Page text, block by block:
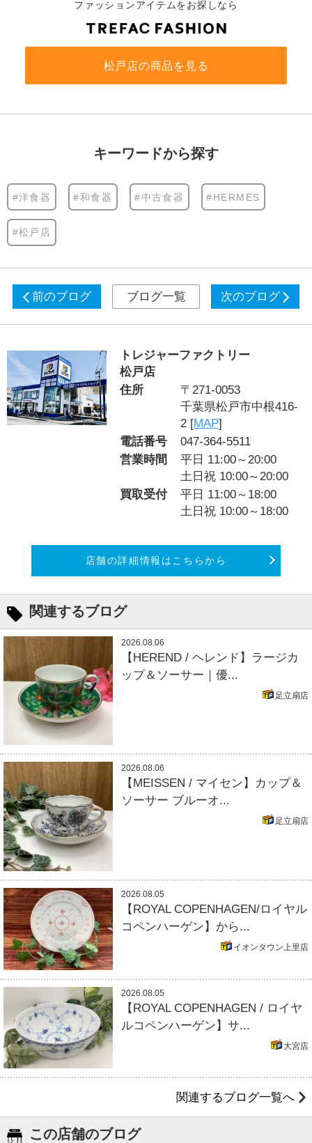
ファッションアイテムをお探しなら
松戸店の商品を見る
キーワードから探す
#洋食器 #和食器 #中古食器 #HERMES
#松戸店
前のブログ ブログ一覧 次のブログ
トレジャーファクトリー
松戸店
住所
〒271-0053
千葉県松戸市中根416-
2 [MAP]
電話番号
047-364-5511
営業時間
平日 11:00～20:00
土日祝 10:00～20:00
買取受付
平日 11:00～18:00
土日祝 10:00～18:00
店舗の詳細情報はこちらから
関連するブログ
2026.08.06
【HEREND / ヘレンド】ラージカ
ップ＆ソーサー｜優...
足立扇店
2026.08.06
【MEISSEN / マイセン】カップ＆
ソーサー ブルーオ...
足立扇店
2026.08.05
【ROYAL COPENHAGEN/ロイヤル
コペンハーゲン】から...
イオンタウン上里店
2026.08.05
【ROYAL COPENHAGEN / ロイヤ
ルコペンハーゲン】サ...
大宮店
関連するブログ一覧へ
この店舗のブログ